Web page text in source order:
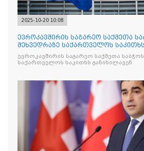
2025-10-20 10:08
ევროკავშირის საგარეო საქმეთა
შეხვედრაზე საქართველოს
ევროკავშირის საგარეო საქმეთა
საქართველოს საკითხს განიხილავენ